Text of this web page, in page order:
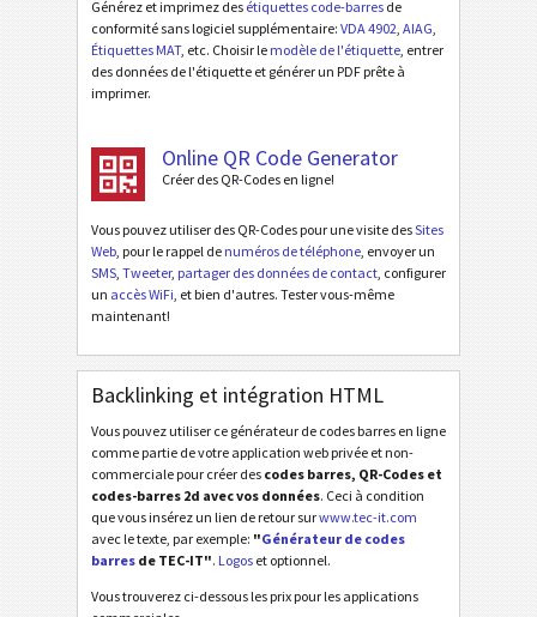
Générez et imprimez des étiquettes code-barres de
conformité sans logiciel supplémentaire: VDA 4902 AIAG
Étiquettes MAT, etc. Choisir le modèle de l'étiquette , entrer
des données de l'étiquette et générer un PDF prête à
imprimer.
Online QR Code Generator
Créer des QR-Codes en ligne!
Vous pouvez utiliser des QR-Codes pour une visite desSites
Web , pour le rappel de numéros de téléphone , envoyer un
SMS Tweeter, partager des données de contact , configurer
un accès WiFi , et bien d'autres. Tester vous-même
maintenant!
Backlinking et intégration HTML
Vous pouvez utiliser ce générateur de codes barres en ligne
comme partie de votre application web privée et non-
commerciale pour créer des codes barres, QR-Codes et
codes-barres 2d avec vos données. Ceci à condition
que vous insérez un lien de retour surwww.tec-it.com
avec le texte, par exemple: "Générateur de codes
barres de TEC-IT". Logos et optionnel.
Vous trouverez ci-dessous les prix pour les applications